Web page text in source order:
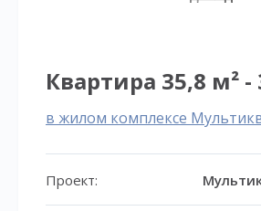
Квартира 35,8 м² -
в жилом комплексе
Проект: